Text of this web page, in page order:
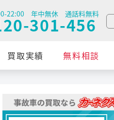
22:00 年中無休 通話料無料
301-456
買取実績 無料相談